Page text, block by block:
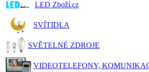
LED Zboží.cz
SVÍTIDLA
SVĚTELNÉ ZDROJE
VIDEOTELEFONY,